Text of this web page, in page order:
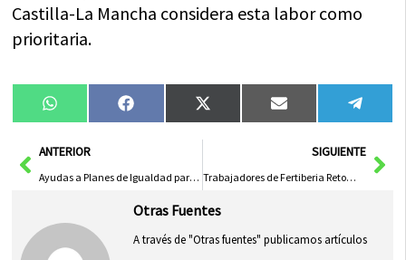
Castilla-La Mancha considera esta labor como
prioritaria.
Compartir
en
WhatsAppCompartir
en
FacebookCompartir
en
X
(Twitter)
Compartir
en
Email
en
AntANTERIOR
Ayudas a Planes de Igualdad para Empresas y Entidades Anunciadas en el DOCM
SIGUIENTE
Trabajadores de Fertiberia Retoman la Huelga Contra el ERE con Seguimiento «Masivo»
Otras Fuentes
A través de "Otras fuentes" publicamos artículos